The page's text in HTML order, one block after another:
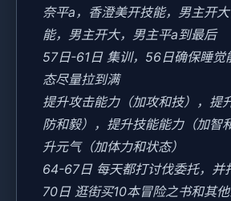
奈平a，香澄美开技能，男主开
能，男主开大，男主平a到最后
57日-61日 集训，56日确保睡觉
态尽量拉到满
提升攻击能力（加攻和技），提
防和毅），提升技能能力（加智
升元气（加体力和状态）
64-67日 每天都打讨伐委托，并
70日 逛街买10本冒险之书和其